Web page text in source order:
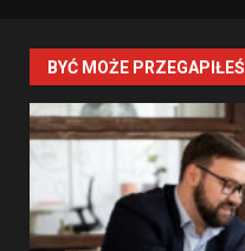
BYĆ MOŻE PRZEGAPIŁEŚ